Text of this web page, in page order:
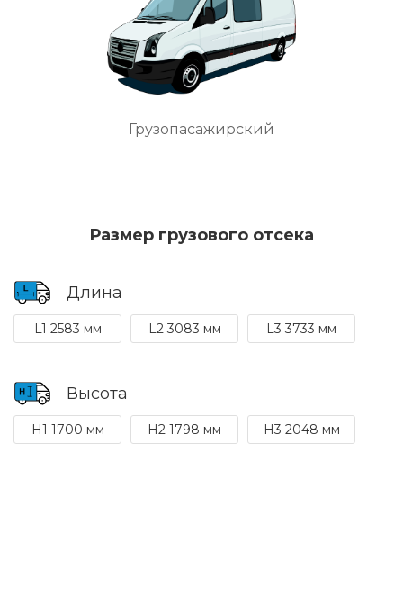
Грузопасажирский
Размер грузового отсека
Длина
L1 2583 мм L2 3083 мм L3 3733 мм
Высота
H1 1700 мм H2 1798 мм H3 2048 мм